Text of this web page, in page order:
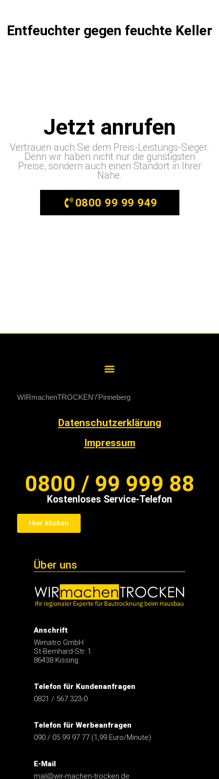
Entfeuchter gegen feuchte Keller
Jetzt anrufen
Vertrauen auch Sie dem Preis-Leistungs-Sieger.
Denn wir haben nicht nur die günstigsten
Preise, sondern auch einen Standort in Ihrer
Nähe.
0800 99 99 949
WIRmachenTROCKEN Pinneberg
Datenschutzerklärung
Impressum
0800 / 99 999 88
Kostenloses Service-Telefon
Hier klicken
Über uns
Anschrift
Wimatro GmbH
St-Bernhard-Str. 1
86438 Kissing
Telefon für Kundenanfragen
0821 / 567 323-0
Telefon für Werbeanfragen
090 / 05 99 97 77 (1,99 Euro/Minute)
E-Mail
mail@wir-machen-trocken.de